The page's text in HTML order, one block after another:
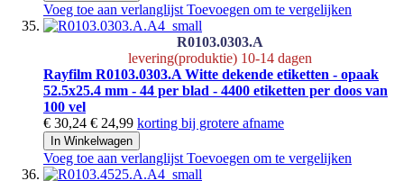
Voeg toe aan verlanglijst Toevoegen om te vergelijken
R0103.0303.A
levering(produktie) 10-14 dagen
Rayfilm R0103.0303.A Witte dekende etiketten - opaak
52.5x25.4 mm - 44 per blad - 4400 etiketten per doos van
100 vel
€ 30,24 € 24,99 korting bij grotere afname
In Winkelwagen
Voeg toe aan verlanglijst Toevoegen om te vergelijken